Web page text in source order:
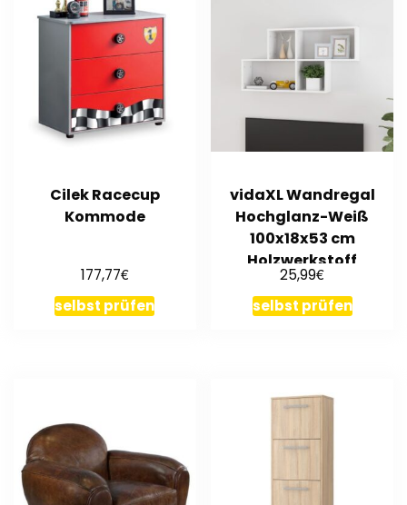
Cilek Racecup
Kommode
177,77€
selbst prüfen
vidaXL Wandregal
Hochglanz-Weiß
100x18x53 cm
Holzwerkstoff
25,99€
selbst prüfen